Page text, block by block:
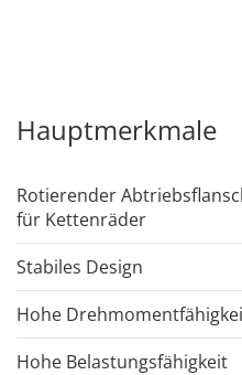
Hauptmerkmale
Rotierender
für Kettenräder
Stabiles Design
Hohe
Hohe Belastungsfähigkeit